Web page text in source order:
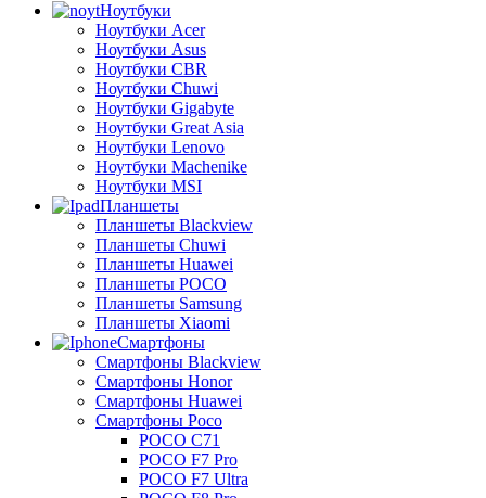
Ноутбуки
Ноутбуки Acer
Ноутбуки Asus
Ноутбуки CBR
Ноутбуки Chuwi
Ноутбуки Gigabyte
Ноутбуки Great Asia
Ноутбуки Lenovo
Ноутбуки Machenike
Ноутбуки MSI
Планшеты
Планшеты Blackview
Планшеты Chuwi
Планшеты Huawei
Планшеты POCO
Планшеты Samsung
Планшеты Xiaomi
Смартфоны
Смартфоны Blackview
Смартфоны Honor
Смартфоны Huawei
Смартфоны Poco
POCO C71
POCO F7 Pro
POCO F7 Ultra